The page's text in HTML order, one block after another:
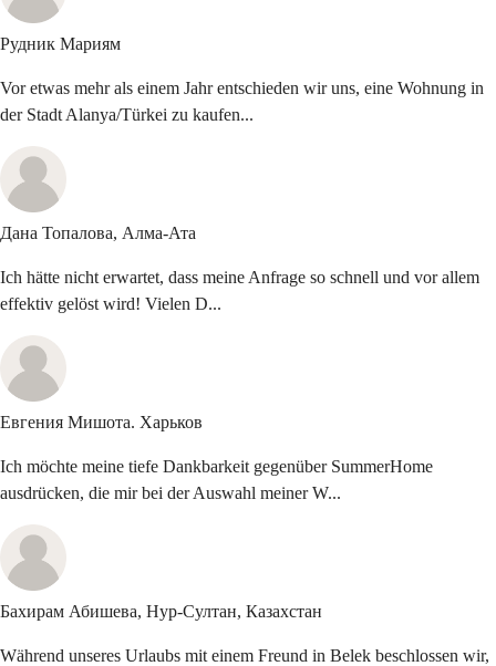
Рудник Мариям
Vor etwas mehr als einem Jahr entschieden wir uns, eine Wohnung in
der Stadt Alanya/Türkei zu kaufen...
Дана Топалова, Алма-Ата
Ich hätte nicht erwartet, dass meine Anfrage so schnell und vor allem
effektiv gelöst wird! Vielen D...
Евгения Мишота. Харьков
Ich möchte meine tiefe Dankbarkeit gegenüber SummerHome
ausdrücken, die mir bei der Auswahl meiner W...
Бахирам Абишева, Нур-Султан, Казахстан
Während unseres Urlaubs mit einem Freund in Belek beschlossen wir,